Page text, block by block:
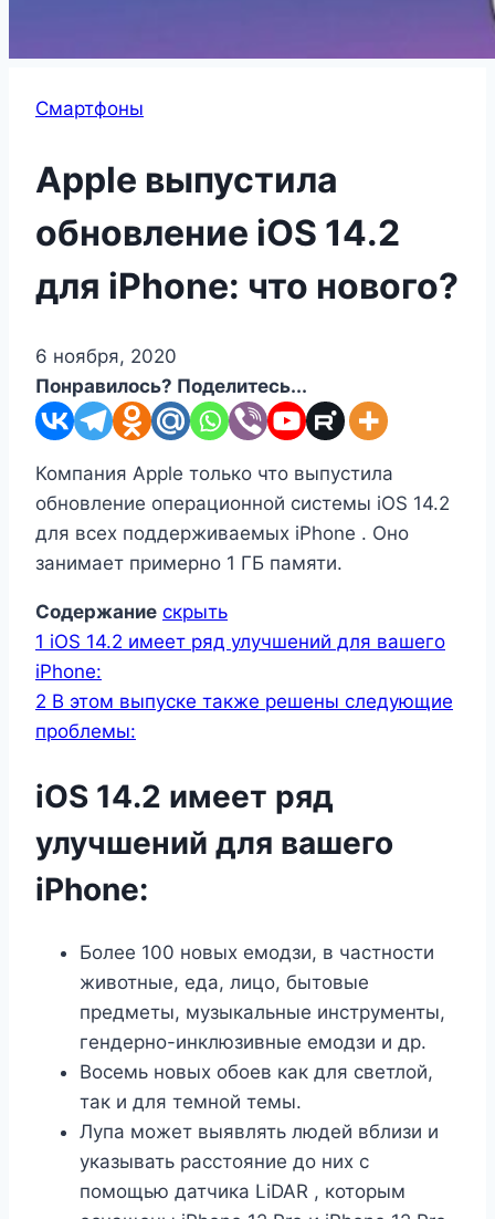
Смартфоны
Apple выпустила
обновление iOS 14.2
для iPhone: что нового?
6 ноября, 2020
Понравилось? Поделитесь...
Компания Apple только что выпустила
обновление операционной системы iOS 14.2
для всех поддерживаемых iPhone . Оно
занимает примерно 1 ГБ памяти.
Содержание скрыть
1 iOS 14.2 имеет ряд улучшений для вашего
iPhone:
2 В этом выпуске также решены следующие
проблемы:
iOS 14.2 имеет ряд
улучшений для вашего
iPhone:
Более 100 новых емодзи, в частности
животные, еда, лицо, бытовые
предметы, музыкальные инструменты,
гендерно-инклюзивные емодзи и др.
Восемь новых обоев как для светлой,
так и для темной темы.
Лупа может выявлять людей вблизи и
указывать расстояние до них с
помощью датчика LiDAR , которым